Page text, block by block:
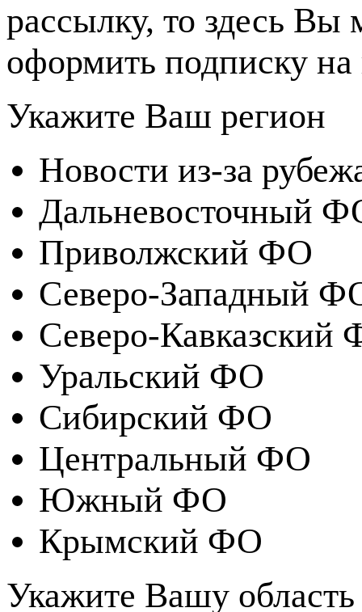
рассылку, то здесь Вы
оформить подписку на
Укажите Ваш регион
Новости из-за
Дальневосточный
Приволжский ФО
Северо-Западный
Северо-Кавказский
Уральский ФО
Сибирский ФО
Центральный ФО
Южный ФО
Крымский ФО
Укажите Вашу область